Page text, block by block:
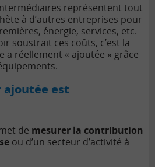
représentent tout
à d’autres entreprises pour
énergie, services, etc.
soustrait ces coûts, c’est la
a réellement « ajoutée » grâce
ajoutée est
de mesurer la contribution
ou d’un secteur d’activité à